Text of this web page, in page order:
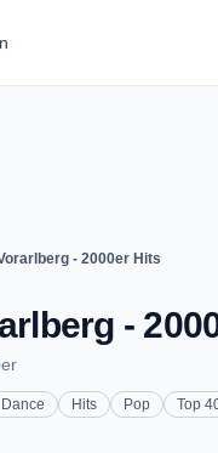
- 2000er Hits
-
Dance Hits Pop Top